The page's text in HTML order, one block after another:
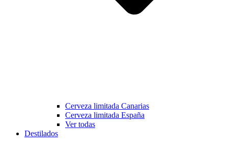
Cerveza limitada Canarias
Cerveza limitada España
Ver todas
Destilados